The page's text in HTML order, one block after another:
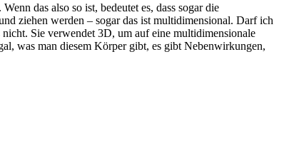
das also so ist, bedeutet es, dass sogar die
ziehen werden – sogar das ist multidimensional. Darf ich
Sie verwendet 3D, um auf eine multidimensionale
was man diesem Körper gibt, es gibt Nebenwirkungen,